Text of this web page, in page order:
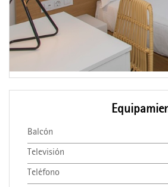
Balcón
Televisión
Teléfono